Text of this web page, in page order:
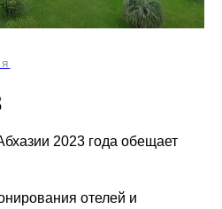
2023 года обещает
отелей и